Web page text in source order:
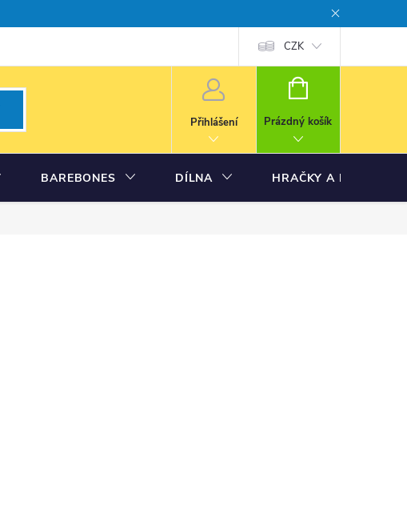
CZK
Přihlášení
NÁKUPNÍ
Prázdný košík
BAREBONES DÍLNA HRAČKY A MODELY